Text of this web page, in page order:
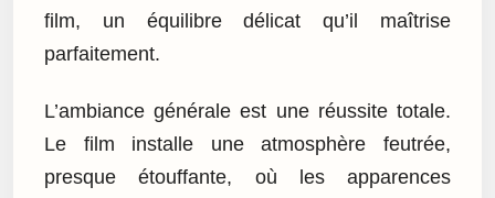
film, un équilibre délicat qu’il maîtrise
parfaitement.
L’ambiance générale est une réussite totale.
Le film installe une atmosphère feutrée,
presque étouffante, où les apparences